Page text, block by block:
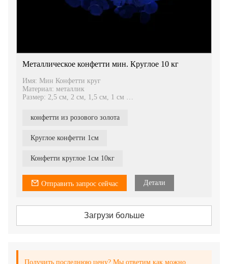
Металлическое конфетти мин. Круглое 10 кг
Имя: Мин Конфетти круг
Материал: металлик
Размер: 2,5 см, 2 см, 1,5 см, 1 см
В них можно использовать конфетти-автомат или
конфетти-шутер и воздушный шар.
конфетти из розового золота
Круглое конфетти 1см
Конфетти круглое 1см 10кг
Отправить запрос сейчас Детали
Загрузи больше
Получить последнюю цену? Мы ответим как можно